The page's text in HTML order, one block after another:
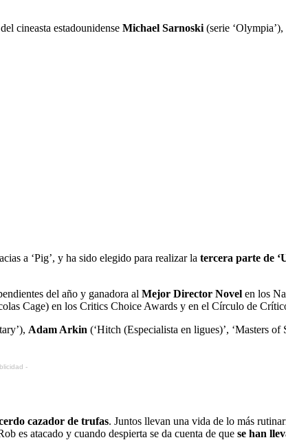
cineasta estadounidense Michael Sarnoski (serie
a ‘Pig’, y ha sido elegido para realizar la tercera parte de
del año y ganadora al Mejor Director Novel en los
Cage) en los Critics Choice Awards y en el Círculo de
Adam Arkin (‘Hitch (Especialista en ligues)’, ‘Masters of
-
cazador de trufas. Juntos llevan una vida de lo más
es atacado y cuando despierta se da cuenta de que se han